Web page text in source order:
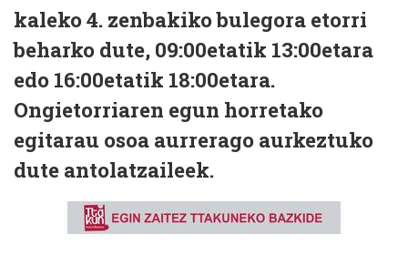
kaleko 4. zenbakiko bulegora etorri
beharko dute, 09:00etatik 13:00etara
edo 16:00etatik 18:00etara.
Ongietorriaren egun horretako
egitarau osoa aurrerago aurkeztuko
dute antolatzaileek.